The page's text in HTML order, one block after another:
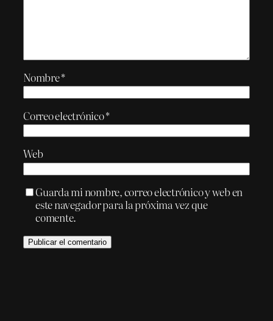
Nombre*
Correo electrónico*
Web
Guarda mi nombre, correo electrónico y web en
este navegador para la próxima vez que
comente.